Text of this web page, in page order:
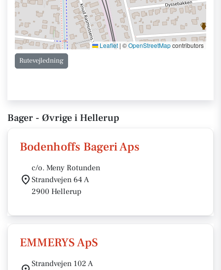
Leaflet | ©OpenStreetMapcontributors
Rutevejledning
Bager - Øvrige i Hellerup
Bodenhoffs Bageri Aps
c/o. Meny Rotunden
Strandvejen 64 A
2900 Hellerup
EMMERYS ApS
Strandvejen 102 A